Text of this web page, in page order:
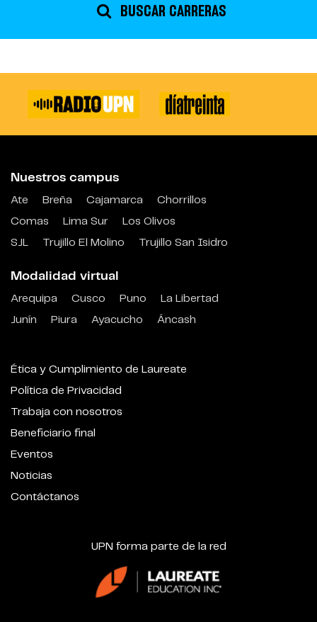
BUSCAR CARRERAS
Nuestros campus
Ate Breña Cajamarca
Chorrillos
Comas
Lima Sur
Los Olivos
SJL
Trujillo El Molino Trujillo San Isidro
Modalidad virtual
Arequipa Cusco Puno
La Libertad
Junín
Piura Ayacucho Áncash
Ética y Cumplimiento de Laureate
Política de Privacidad
Trabaja con nosotros
Beneficiario final
Eventos
Noticias
Contáctanos
UPN forma parte de la red